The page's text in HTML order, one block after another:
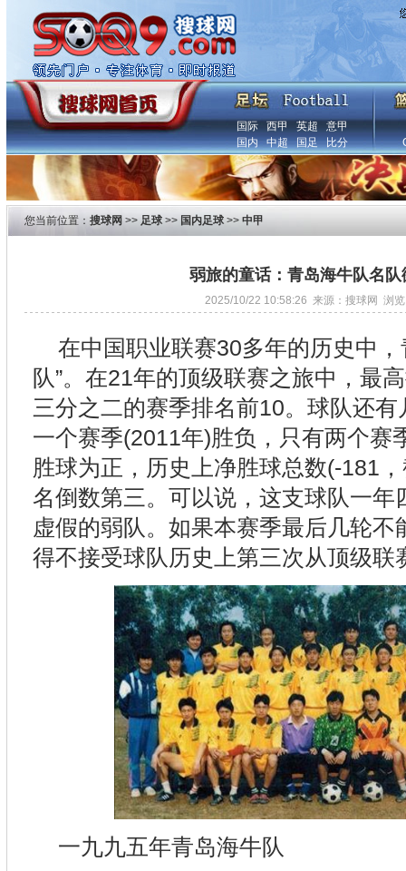
国际 西甲 英超
意甲
国内
中超 国足 比分
您当前位置： 搜球网 >> 足球>> 国内足球>> 中甲
弱旅的童话：青岛海牛队名队
2025/10/22 10:58:26 来源：搜球网 浏
在中国职业联赛30多年的历史中
队”。在21年的顶级联赛之旅中，最
三分之二的赛季排名前10。球队还
一个赛季(2011年)胜负，只有两个赛
胜球为正，历史上净胜球总数(-181
名倒数第三。可以说，这支球队一年
虚假的弱队。如果本赛季最后几轮不
得不接受球队历史上第三次从顶级联
一九九五年青岛海牛队